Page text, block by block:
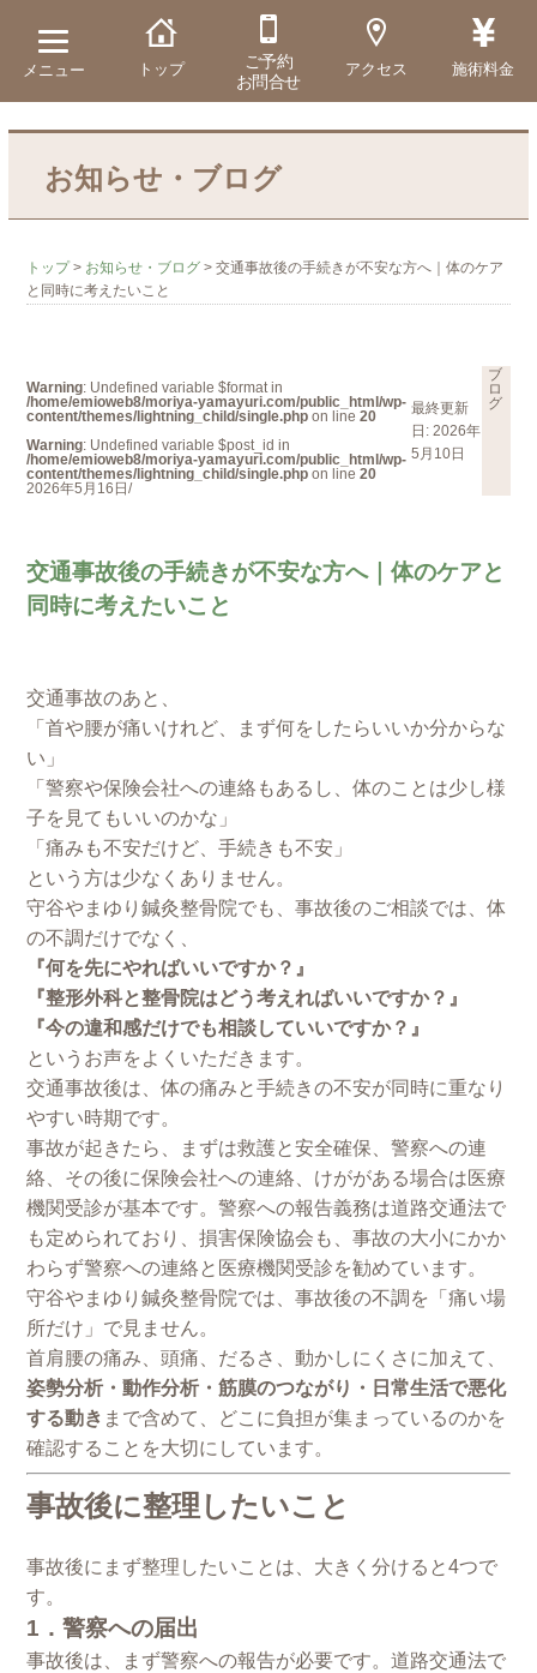
メニュー トップ
ご予約
お問合せ
アクセス 施術料金
お知らせ・ブログ
トップ> お知らせ・ブログ >交通事故後の手続きが不安な方へ｜体のケア
と同時に考えたいこと
Warning: Undefined variable $format in
/home/emioweb8/moriya-yamayuri.com/public_html/wp-
content/themes/lightning_child/single.php on line20
Warning: Undefined variable $post_id in
/home/emioweb8/moriya-yamayuri.com/public_html/wp-
content/themes/lightning_child/single.php on line20
2026年5月16日/
最終更新
日: 2026年
5月10日
ブ
ロ
グ
交通事故後の手続きが不安な方へ｜体のケアと
同時に考えたいこと
交通事故のあと、
「首や腰が痛いけれど、まず何をしたらいいか分からな
い」
「警察や保険会社への連絡もあるし、体のことは少し様
子を見てもいいのかな」
「痛みも不安だけど、手続きも不安」
という方は少なくありません。
守谷やまゆり鍼灸整骨院でも、事故後のご相談では、体
の不調だけでなく、
『何を先にやればいいですか？』
『整形外科と整骨院はどう考えればいいですか？』
『今の違和感だけでも相談していいですか？』
というお声をよくいただきます。
交通事故後は、体の痛みと手続きの不安が同時に重なり
やすい時期です。
事故が起きたら、まずは救護と安全確保、警察への連
絡、その後に保険会社への連絡、けががある場合は医療
機関受診が基本です。警察への報告義務は道路交通法で
も定められており、損害保険協会も、事故の大小にかか
わらず警察への連絡と医療機関受診を勧めています。
守谷やまゆり鍼灸整骨院では、事故後の不調を「痛い場
所だけ」で見ません。
首肩腰の痛み、頭痛、だるさ、動かしにくさに加えて、
姿勢分析・動作分析・筋膜のつながり・日常生活で悪化
する動き まで含めて、どこに負担が集まっているのかを
確認することを大切にしています。
事故後に整理したいこと
事故後にまず整理したいことは、大きく分けると4つで
す。
1．警察への届出
事故後は、まず警察への報告が必要です。道路交通法で